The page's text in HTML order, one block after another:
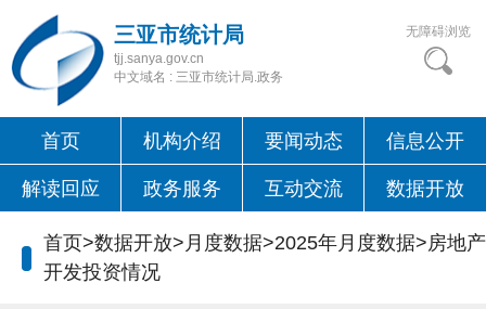
三亚市统计局
tjj.sanya.gov.cn
中文域名 : 三亚市统计局.政务
无障碍浏览
首页 机构介绍 要闻动态 信息公开
解读回应 政务服务 互动交流 数据开放
首页>数据开放>月度数据>2025年月度数据>房地产
开发投资情况